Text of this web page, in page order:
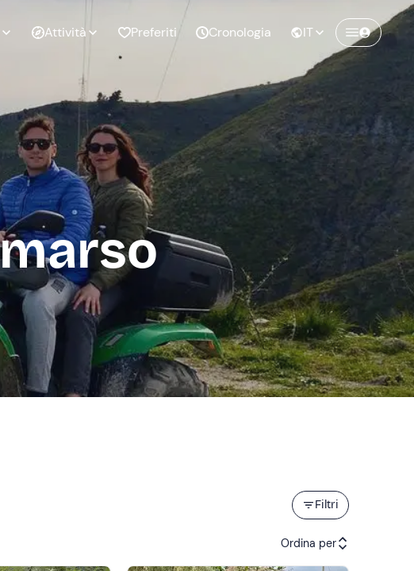
Esperienze di
coppia
Compleanno
Addio al
celibato
Addio al
nubilato
Attività Preferiti Cronologia IT
Filtri
Ordina per
Crea un account Freedome
Unisciti a una community di avventurieri
come te e colleziona ricordi indimenticabili!
Continua con l'email